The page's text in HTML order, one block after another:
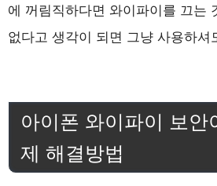
에 꺼림직하다면 와이파이를 끄는
없다고 생각이 되면 그냥 사용하셔
아이폰 와이파이 보안
제 해결방법